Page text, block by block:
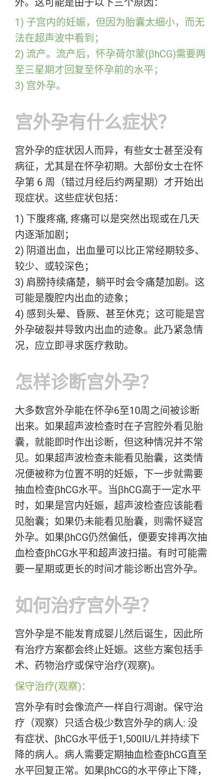
1) 子宫内的妊娠，但因为胎囊太细小，而无
法在超声波中看到；
2) 流产。流产后，怀孕荷尔蒙(βhCG)需要两
至三星期才回复至怀孕前的水平；
3) 宫外孕。
宫外孕有什么症状？
宫外孕的症状因人而异，有些女士甚至没有
病征，尤其是在怀孕初期。大部份女士在怀
孕第 6 周（错过月经后约两星期）才开始出
现症状。这些症状包括：
1) 下腹疼痛, 疼痛可以是突然出现或在几天
内逐渐加剧；
2) 阴道出血，出血量可以比正常经期较多、
较少、或较深色；
3) 肩膀持续痛楚，躺平时会令痛楚加剧。这
可能是腹腔内出血的迹象；
4) 感到头晕、昏厥、甚至休克；这可能是宫
外孕破裂并导致内出血的迹象。此乃紧急情
况，应立即寻求医疗救助。
怎样诊断宫外孕？
大多数宫外孕能在怀孕6至10周之间被诊断
出来。如果超声波检查时在子宫腔外看见胎
囊，就能即时作出诊断，但这种情况并不常
见。如果超声波检查未能看见胎囊，这类情
况便被称为位置不明的妊娠，下一步就需要
抽血检查βhCG水平。当βhCG高于一定水平
时，如果是宫内妊娠，超声波检查应该能看
见胎囊；如果仍未能看见胎囊，则需怀疑宫
外孕。如果βhCG仍然偏低，便要安排再次抽
血检查βhCG水平和超声波扫描。有时可能需
要一星期或更长的时间才能诊断出宫外孕。
如何治疗宫外孕？
宫外孕是不能发育成婴儿然后诞生，因此所
有治疗方案都会终止妊娠。这些方案包括手
术、药物治疗或保守治疗(观察)。
保守治疗(观察)：
宫外孕有时会像流产一样自行凋谢。保守治
疗（观察）只适合极少数宫外孕的病人: 没
有症状、βhCG水平低于1,500IU/L并持续下
降的病人。病人需要定期抽血检查βhCG直至
水平回复正常。如果βhCG的水平停止下降，